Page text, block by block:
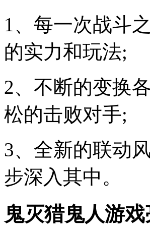
1、每一次战斗
的实力和玩法;
2、不断的变换
松的击败对手;
3、全新的联动
步深入其中。
鬼灭猎鬼人游戏